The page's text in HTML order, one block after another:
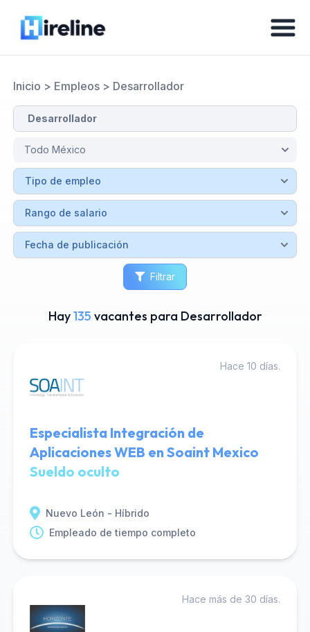
Inicio > Empleos> Desarrollador
Filtrar
Hay135 vacantes para Desarrollador
Hace 10 días.
Especialista Integración de
Aplicaciones WEB en Soaint Mexico
Sueldo oculto
Nuevo León - Híbrido
Empleado de tiempo completo
Hace más de 30 días.